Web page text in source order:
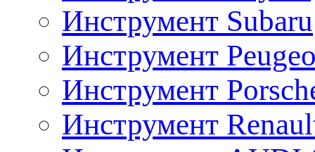
Инструмент Subaru
Инструмент
Инструмент
Инструмент